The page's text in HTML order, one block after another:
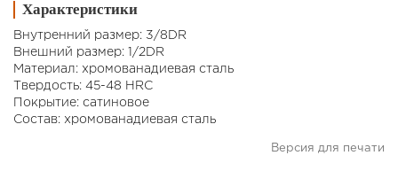
Характеристики
Внутренний размер: 3/8DR
Внешний размер: 1/2DR
Материал: хромованадиевая сталь
Твердость: 45-48 HRC
Покрытие: сатиновое
Состав: хромованадиевая сталь
Версия для печати